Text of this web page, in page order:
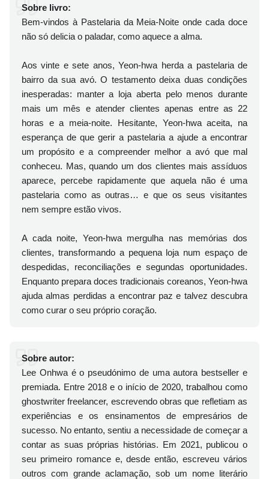
Sobre livro:
Bem-vindos à Pastelaria da Meia-Noite onde cada doce
não só delicia o paladar, como aquece a alma.
Aos vinte e sete anos, Yeon-hwa herda a pastelaria de
bairro da sua avó. O testamento deixa duas condições
inesperadas: manter a loja aberta pelo menos durante
mais um mês e atender clientes apenas entre as 22
horas e a meia-noite. Hesitante, Yeon-hwa aceita, na
esperança de que gerir a pastelaria a ajude a encontrar
um propósito e a compreender melhor a avó que mal
conheceu. Mas, quando um dos clientes mais assíduos
aparece, percebe rapidamente que aquela não é uma
pastelaria como as outras… e que os seus visitantes
nem sempre estão vivos.
A cada noite, Yeon-hwa mergulha nas memórias dos
clientes, transformando a pequena loja num espaço de
despedidas, reconciliações e segundas oportunidades.
Enquanto prepara doces tradicionais coreanos, Yeon-hwa
ajuda almas perdidas a encontrar paz e talvez descubra
como curar o seu próprio coração.
Sobre autor:
Lee Onhwa é o pseudónimo de uma autora bestseller e
premiada. Entre 2018 e o início de 2020, trabalhou como
ghostwriter freelancer, escrevendo obras que refletiam as
experiências e os ensinamentos de empresários de
sucesso. No entanto, sentiu a necessidade de começar a
contar as suas próprias histórias. Em 2021, publicou o
seu primeiro romance e, desde então, escreveu vários
outros com grande aclamação, sob um nome literário